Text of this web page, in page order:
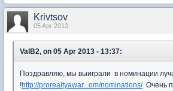
Krivtsov
05 Apr 2013
ValB2, on 05 Apr 2013 - 13:37:
Поздравляю, мы выиграли в номинации
!http://prorealtyawar...om/nominations/Очень